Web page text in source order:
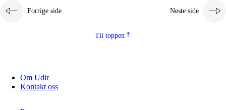
Forrige side Neste side
Til toppen
Om Udir
Kontakt oss